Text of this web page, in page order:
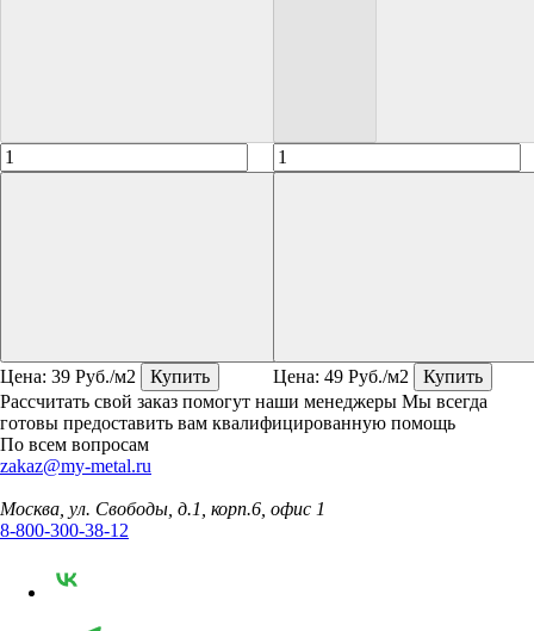
Цена: 39 Руб./м2 Купить Цена: 49 Руб./м2
Купить
Рассчитать свой заказ помогут наши менеджеры Мы всегда
готовы предоставить вам квалифицированную помощь
По всем вопросам
zakaz@my-metal.ru
Москва, ул. Свободы, д.1, корп.6, офис 1
8-800-300-38-12